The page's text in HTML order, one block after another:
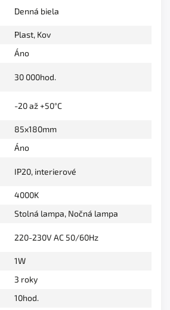
Denná biela
Plast, Kov
Áno
30 000hod.
-20 až +50°C
85x180mm
Áno
IP20, interierové
4000K
Stolná lampa, Nočná lampa
220-230V AC 50/60Hz
1W
3 roky
10hod.